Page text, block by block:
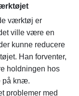
værktøj er
ville være en
kunne reducere
Han forventer,
holdningen hos
på knæ.
problemer med